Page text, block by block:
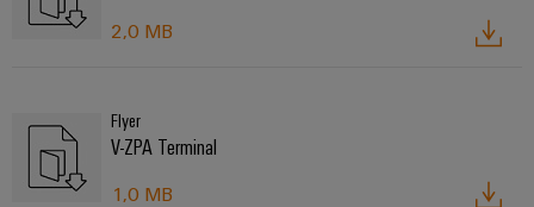
2,0 MB
Flyer
V-ZPA Terminal
1,0 MB